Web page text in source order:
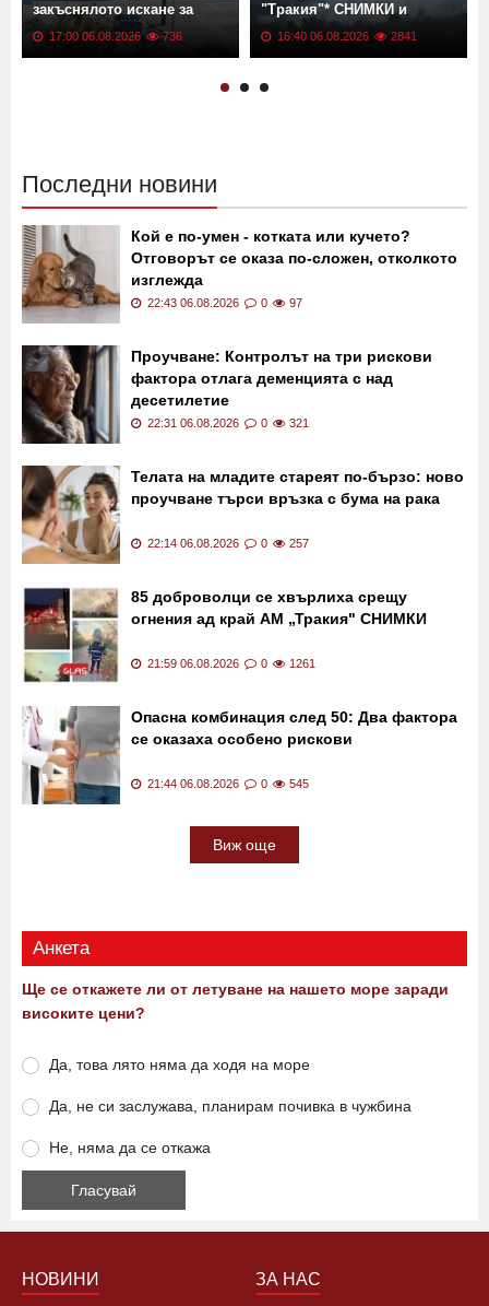
закъснялото искане за
ремонт
17:00 06.08.2026 736
"Тракия"* СНИМКИ и
ВИДЕО
16:40 06.08.2026 2841
Последни новини
Кой е по-умен - котката или кучето?
Отговорът се оказа по-сложен, отколкото
изглежда
22:43 06.08.2026 0 97
Проучване: Контролът на три рискови
фактора отлага деменцията с над
десетилетие
22:31 06.08.2026 0 321
Телата на младите стареят по-бързо: ново
проучване търси връзка с бума на рака
22:14 06.08.2026 0 257
85 доброволци се хвърлиха срещу
огнения ад край АМ „Тракия" СНИМКИ
21:59 06.08.2026 0 1261
Опасна комбинация след 50: Два фактора
се оказаха особено рискови
21:44 06.08.2026 0 545
Виж още
Анкета
Ще се откажете ли от летуване на нашето море заради
високите цени?
Да, това лято няма да ходя на море
Да, не си заслужава, планирам почивка в чужбина
Не, няма да се откажа
НОВИНИ ЗА НАС